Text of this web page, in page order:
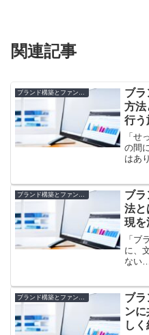
関連記事
ブラ
方法
行う
「せ
の間
はあ
係を
にど
ブランド構築とファンマーケティング
ブ
法と
現を
「ブ
に、
ない
んと
制作
ブラ
ン
し